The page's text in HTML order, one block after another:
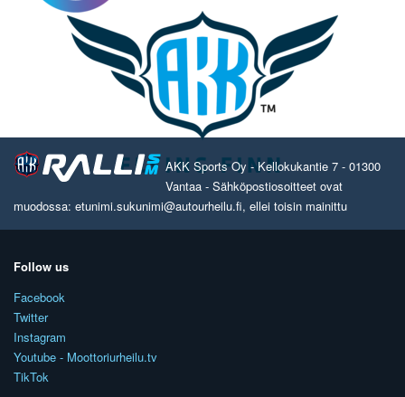
AKK Sports Oy - Kellokukantie 7 - 01300
Vantaa - Sähköpostiosoitteet ovat
muodossa: etunimi.sukunimi@autourheilu.fi, ellei toisin mainittu
Follow us
Facebook
Twitter
Instagram
Youtube - Moottoriurheilu.tv
TikTok